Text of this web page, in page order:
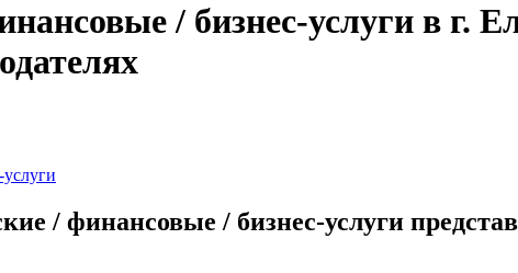
/ бизнес-услуги в г.
/ финансовые / бизнес-услуги